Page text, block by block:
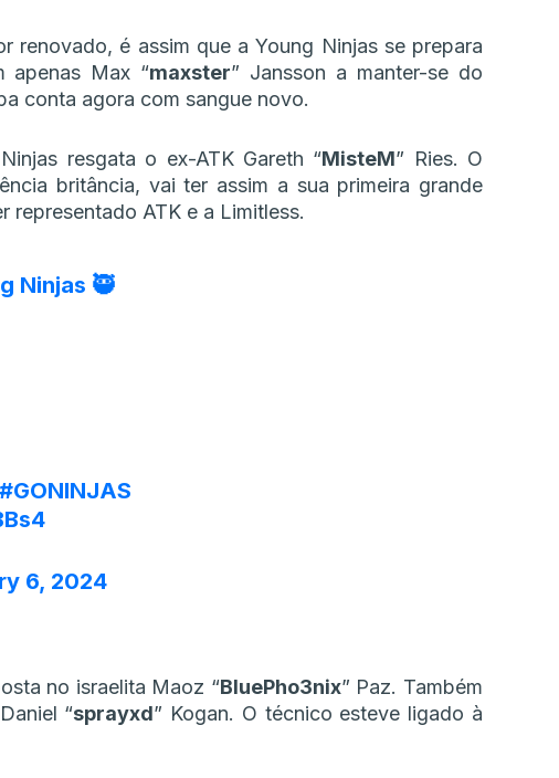
renovado, é assim que a Young Ninjas se prepara
apenas Max “maxster” Jansson a manter-se do
conta agora com sangue novo.
resgata o ex-ATK Gareth “MisteM” Ries. O
britância, vai ter assim a sua primeira grande
representado ATK e a Limitless.
Ninjas 🥷
#GONINJAS
6, 2024
no israelita Maoz “⁠BluePho3nix⁠” Paz. Também
“sprayxd” Kogan. O técnico esteve ligado à